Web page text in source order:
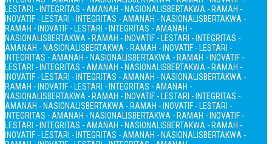
LESTARI - INTEGRITAS - AMANAH - NASIONALISBERTAKWA - RAMAH -
INOVATIF - LESTARI - INTEGRITAS - AMANAH - NASIONALISBERTAKWA -
RAMAH - INOVATIF - LESTARI - INTEGRITAS - AMANAH -
NASIONALISBERTAKWA - RAMAH - INOVATIF - LESTARI - INTEGRITAS -
AMANAH - NASIONALISBERTAKWA - RAMAH - INOVATIF - LESTARI -
INTEGRITAS - AMANAH - NASIONALISBERTAKWA - RAMAH - INOVATIF -
LESTARI - INTEGRITAS - AMANAH - NASIONALISBERTAKWA - RAMAH -
INOVATIF - LESTARI - INTEGRITAS - AMANAH - NASIONALISBERTAKWA -
RAMAH - INOVATIF - LESTARI - INTEGRITAS - AMANAH -
NASIONALISBERTAKWA - RAMAH - INOVATIF - LESTARI - INTEGRITAS -
AMANAH - NASIONALISBERTAKWA - RAMAH - INOVATIF - LESTARI -
INTEGRITAS - AMANAH - NASIONALISBERTAKWA - RAMAH - INOVATIF -
LESTARI - INTEGRITAS - AMANAH - NASIONALISBERTAKWA - RAMAH -
INOVATIF - LESTARI - INTEGRITAS - AMANAH - NASIONALISBERTAKWA -